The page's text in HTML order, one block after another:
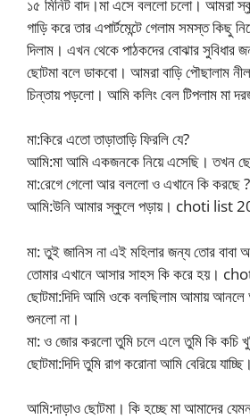
১৫ মিনিট বাদ।মা এসে বললো চলো। আমরা
গাড়ি করে তার এপার্টমেন্টে গেলাম সমস্ত কিছু
দিলাম। এখন থেকে পাঠকদের বোঝার সুবিধার
ছোটমা বলে ডাকবো। আমরা বাড়ি পৌছালাম
চিন্তায় পড়লো। আমি কলিং বেল টিপলাম মা
মা:কিরে এতো তাড়াতাড়ি ফিরলি যে?
আমি:মা আমি একজনকে নিয়ে এসেছি। তখন
মা:রেগে গেলো আর বললো ও এখানে কি করছে ?
আমি:উনি আমার স্কুলে পড়ায়। choti list
মা: তুই জানিস না এই মহিলার জন্য তোর বাবা
তোমার এখানে আসার সাহস কি করে হয়।
ছোটমা:দিদি আমি ওকে বলছিলাম আমায়
শুনলো না।
মা: ও জোর করলো তুমি চলে এলে তুমি কি কচি
ছোটমা:দিদি তুমি রাগ করোনা আমি বেরিয়ে যাচ্ছি।
আমি:দাড়াও ছোটমা। কি হচ্ছে মা আমাদের